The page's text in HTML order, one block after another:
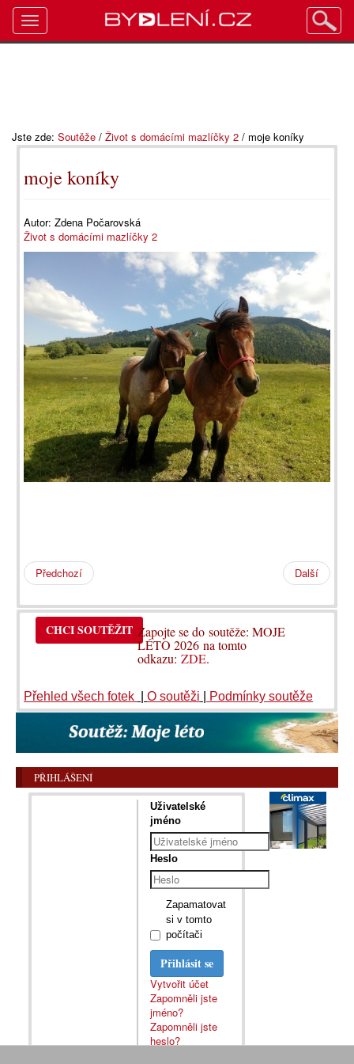
Jste zde: Soutěže / Život s domácími mazlíčky 2 / moje koníky
moje koníky
Autor: Zdena Počarovská
Život s domácími mazlíčky 2
Předchozí Další
CHCI SOUTĚŽIT Zapojte se do soutěže: MOJE
LÉTO 2026 na tomto
odkazu:ZDE.
Přehled všech fotek O soutěži Podmínky soutěže
PŘIHLÁŠENÍ
Uživatelské
jméno
Heslo
Zapamatovat
si v tomto
počítači
Přihlásit se
Vytvořit účet
Zapomněli jste
jméno?
Zapomněli jste
heslo?
Toggle
navigation